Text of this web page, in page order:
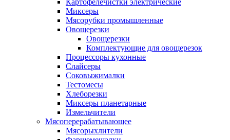
Миксеры
Мясорубки промышленные
Овощерезки
Овощерезки
Комплектующие для овощерезок
Процессоры кухонные
Слайсеры
Соковыжималки
Тестомесы
Хлеборезки
Миксеры планетарные
Измельчители
Мясоперерабатывающее
Мясорыхлители